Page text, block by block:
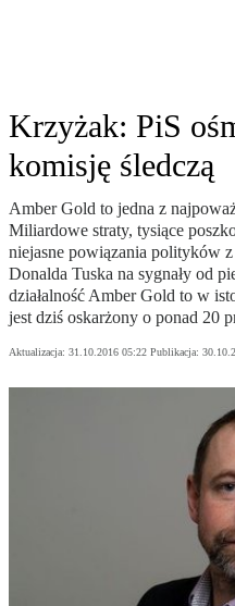
Krzyżak: PiS
komisję śledczą
Amber Gold to jedna z
Miliardowe straty, tysiące
niejasne powiązania polityków
Donalda Tuska na sygnały od
działalność Amber Gold to w
jest dziś oskarżony o ponad 20
Aktualizacja: 31.10.2016 05:22 Publikacja: